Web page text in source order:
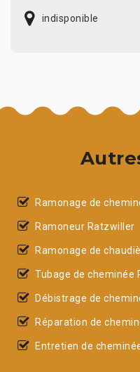
indisponible
Ramonage de
Ramoneur Ratzwiller
Ramonage de
Tubage de cheminée
Débistrage de
Réparation de
Entretien de